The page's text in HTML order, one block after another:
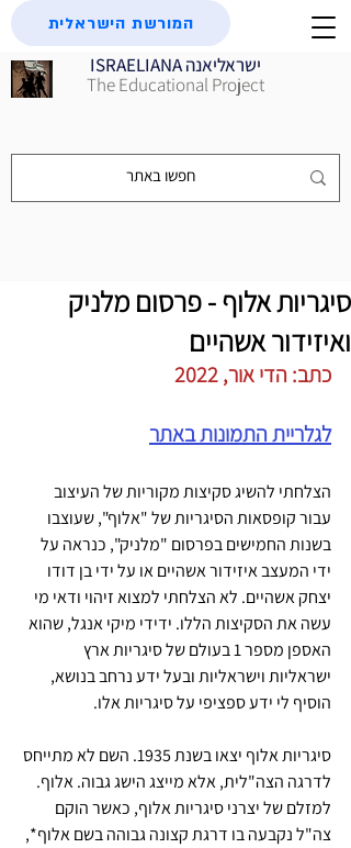
ISRAELIANA ישראליאנה
The Educational Project
המורשת הישראלית
סיגריות אלוף - פרסום מלניק
ואיזידור אשהיים
כתב: הדי אור, 2022
לגלריית התמונות באתר
הצלחתי להשיג סקיצות מקוריות של העיצוב
עבור קופסאות הסיגריות של "אלוף", שעוצבו
בשנות החמישים בפרסום "מלניק", כנראה על
ידי המעצב איזידור אשהיים או על ידי בן דודו
יצחק אשהיים. לא הצלחתי למצוא זיהוי ודאי מי
עשה את הסקיצות הללו. ידידי מיקי אנגל, שהוא
האספן מספר 1 בעולם של סיגריות ארץ
ישראליות וישראליות ובעל ידע נרחב בנושא,
הוסיף לי ידע ספציפי על סיגריות אלו.
סיגריות אלוף יצאו בשנת 1935. השם לא מתייחס
לדרגה הצה"לית, אלא מייצג הישג גבוה. אלוף.
למזלם של יצרני סיגריות אלוף, כאשר הוקם
צה"ל נקבעה בו דרגת קצונה גבוהה בשם אלוף*,